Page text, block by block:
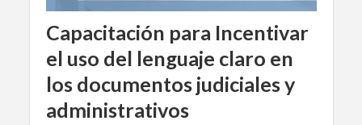
Capacitación para Incentivar
el uso del lenguaje claro en
los documentos judiciales y
administrativos